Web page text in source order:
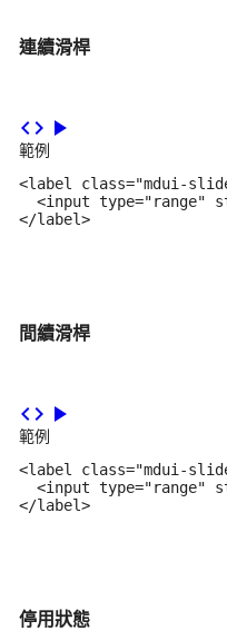
連續滑桿
code play_arrow
範例
<label class="mdui-
<input type="range"
</label>
間續滑桿
code play_arrow
範例
<label class="mdui-
<input type="range"
</label>
停用狀態